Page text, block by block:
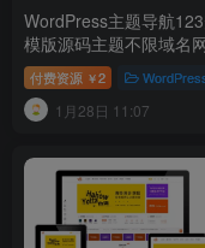
WordPress主题导航
模版源码主题不限域名
航付费资源 ￥2
1月28日 11:07